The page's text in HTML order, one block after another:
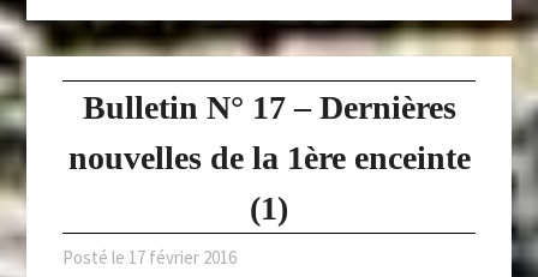
Bulletin N° 17 – Dernières
nouvelles de la 1ère enceinte
(1)
Posté le 17 février 2016